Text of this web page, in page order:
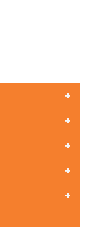
+
+
+
+
+